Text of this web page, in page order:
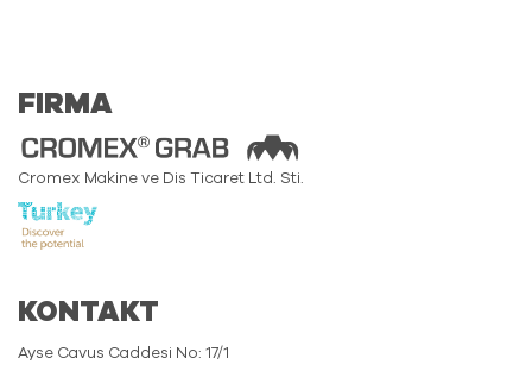
FIRMA
Cromex Makine ve Dis Ticaret Ltd. Sti.
KONTAKT
Ayse Cavus Caddesi No: 17/1